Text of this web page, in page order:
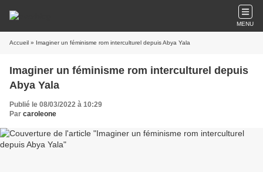
MENU
Accueil » Imaginer un féminisme rom interculturel depuis Abya Yala
Imaginer un féminisme rom interculturel depuis
Abya Yala
Publié le 08/03/2022 à 10:29
Par caroleone